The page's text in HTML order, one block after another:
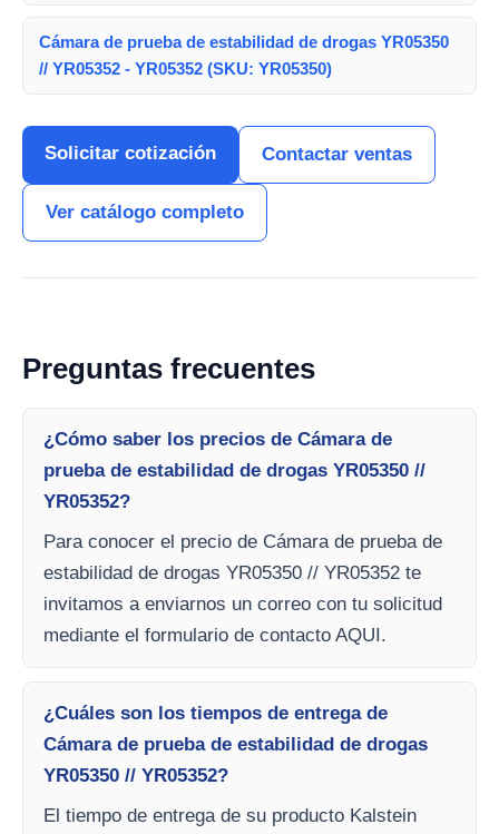
Cámara de prueba de estabilidad de drogas YR05350
// YR05352 - YR05352 (SKU: YR05350)
Solicitar cotización Contactar ventas
Ver catálogo completo
Preguntas frecuentes
¿Cómo saber los precios de Cámara de
prueba de estabilidad de drogas YR05350 //
YR05352?
Para conocer el precio de Cámara de prueba de
estabilidad de drogas YR05350 // YR05352 te
invitamos a enviarnos un correo con tu solicitud
mediante el formulario de contacto AQUI.
¿Cuáles son los tiempos de entrega de
Cámara de prueba de estabilidad de drogas
YR05350 // YR05352?
El tiempo de entrega de su producto Kalstein